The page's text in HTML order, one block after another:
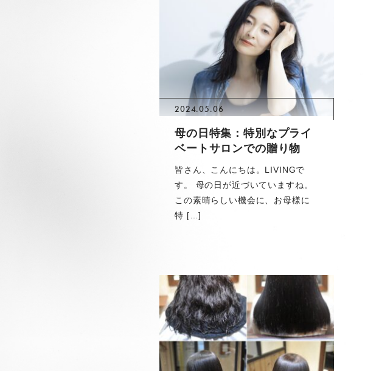
2024.05.06
母の日特集：特別なプライ
ベートサロンでの贈り物
皆さん、こんにちは。LIVINGで
す。 母の日が近づいていますね。
この素晴らしい機会に、お母様に
特 […]